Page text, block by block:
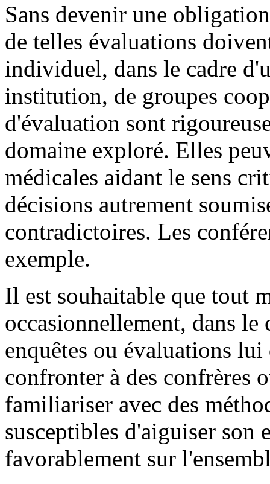
Sans devenir une
de telles évaluations
individuel, dans le cadre
institution, de groupes
d'évaluation sont
domaine exploré. Elles
médicales aidant le sens
décisions autrement
contradictoires. Les
exemple.
Il est souhaitable que tout
occasionnellement, dans le
enquêtes ou évaluations
confronter à des confrères
familiariser avec des
susceptibles d'aiguiser
favorablement sur